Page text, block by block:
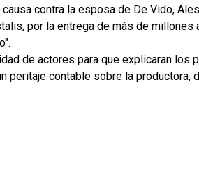
contra la esposa de De Vido,
por la entrega de más de millones
de actores para que explicaran los
peritaje contable sobre la productora,